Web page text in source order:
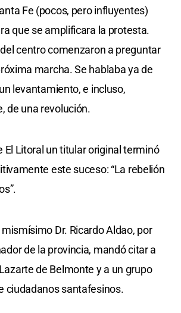
Fe (pocos, pero influyentes)
que se amplificara la protesta.
centro comenzaron a preguntar
marcha. Se hablaba ya de
levantamiento, e incluso,
de una revolución.
El Litoral un titular original terminó
este suceso: “La rebelión
Dr. Ricardo Aldao, por
de la provincia, mandó citar a
de Belmonte y a un grupo
ciudadanos santafesinos.